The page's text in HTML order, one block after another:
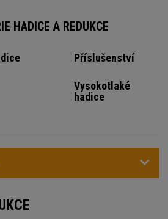
HADICE A REDUKCE
Příslušenství
Vysokotlaké
hadice